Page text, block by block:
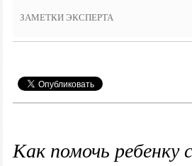
ЗАМЕТКИ ЭКСПЕРТА
Как помочь ребенку